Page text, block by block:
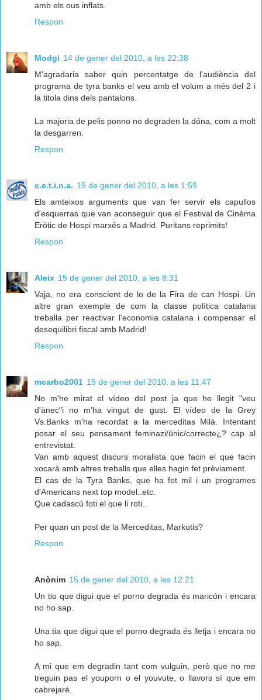
amb els ous inflats.
Respon
Modgi 14 de gener del 2010, a les 22:38
M'agradaria saber quin percentatge de l'audiència del
programa de tyra banks el veu amb el volum a més del 2 i
la titola dins dels pantalons.
La majoria de pelis ponno no degraden la dóna, com a molt
la desgarren.
Respon
c.e.t.i.n.a. 15 de gener del 2010, a les 1:59
Els amteixos arguments que van fer servir els capullos
d'esquerras que van aconseguir que el Festival de Cinèma
Erótic de Hospi marxés a Madrid. Puritans reprimits!
Respon
Aleix 15 de gener del 2010, a les 8:31
Vaja, no era conscient de lo de la Fira de can Hospi. Un
altre gran exemple de com la classe política catalana
treballa per reactivar l'economia catalana i compensar el
desequilibri fiscal amb Madrid!
Respon
mcarbo2001 15 de gener del 2010, a les 11:47
No m'he mirat el vídeo del post ja que he llegit "veu
d'ànec"i no m'ha vingut de gust. El vídeo de la Grey
Vs.Banks m'ha recordat a la merceditas Milà. Intentant
posar el seu pensament feminazi/únic/correcte¿? cap al
entrevistat.
Van amb aquest discurs moralista que facin el que facin
xocarà amb altres treballs que elles hagin fet prèviament.
El cas de la Tyra Banks, que ha fet mil i un programes
d'Americans next top model..etc.
Que cadascú foti el que li roti..
Per quan un post de la Merceditas, Markutis?
Respon
Anònim 15 de gener del 2010, a les 12:21
Un tio que digui que el porno degrada és maricón i encara
no ho sap.
Una tia que digui que el porno degrada és lletja i encara no
ho sap.
A mi que em degradin tant com vulguin, però que no me
treguin pas el youporn o el youvute, o llavors sí que em
cabrejaré.